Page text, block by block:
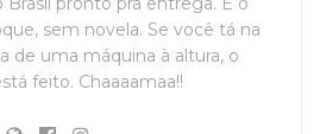
sem novela. Se você tá na
de uma máquina à altura, o
feito. Chaaaamaa!!